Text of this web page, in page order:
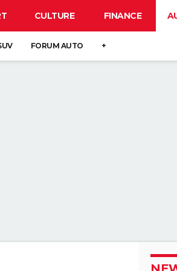
CULTURE FINANCE
FORUM AUTO +